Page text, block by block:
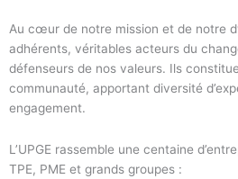
Au cœur de notre mission et de notre
adhérents, véritables acteurs du
défenseurs de nos valeurs. Ils
communauté, apportant diversité
engagement.
L’UPGE rassemble une centaine
TPE, PME et grands groupes :